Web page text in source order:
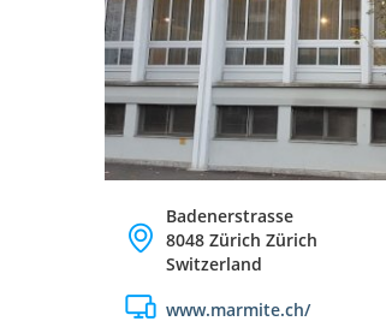
Badenerstrasse
8048 Zürich Zürich
Switzerland
www.marmite.ch/